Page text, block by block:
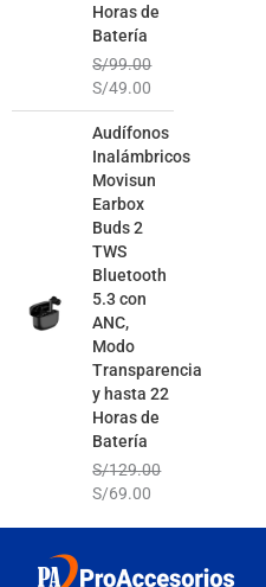
Horas de
Batería
S/99.00
S/49.00
Audífonos
Inalámbricos
Movisun
Earbox
Buds 2
TWS
Bluetooth
5.3 con
ANC,
Modo
Transparencia
y hasta 22
Horas de
Batería
S/129.00
precio
original
era:
S/129.00.
S/69.00
precio